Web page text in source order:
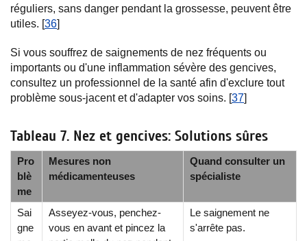
réguliers, sans danger pendant la grossesse, peuvent être
utiles. [36]
Si vous souffrez de saignements de nez fréquents ou
importants ou d'une inflammation sévère des gencives,
consultez un professionnel de la santé afin d'exclure tout
problème sous-jacent et d'adapter vos soins. [37]
Tableau 7. Nez et gencives: Solutions sûres
Pro
blè
me
Mesures non
médicamenteuses
Quand consulter un
spécialiste
Sai
gne
Asseyez-vous, penchez-
vous en avant et pincez la
Le saignement ne
s'arrête pas.